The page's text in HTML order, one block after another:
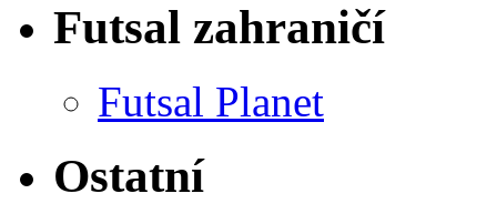
Futsal zahraničí
Futsal Planet
Ostatní